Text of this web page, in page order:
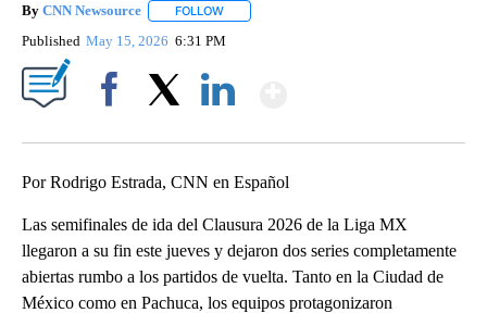
By CNN Newsource FOLLOW
Published May 15, 2026 6:31 PM
Por Rodrigo Estrada, CNN en Español
Las semifinales de ida del Clausura 2026 de la Liga MX
llegaron a su fin este jueves y dejaron dos series completamente
abiertas rumbo a los partidos de vuelta. Tanto en la Ciudad de
México como en Pachuca, los equipos protagonizaron